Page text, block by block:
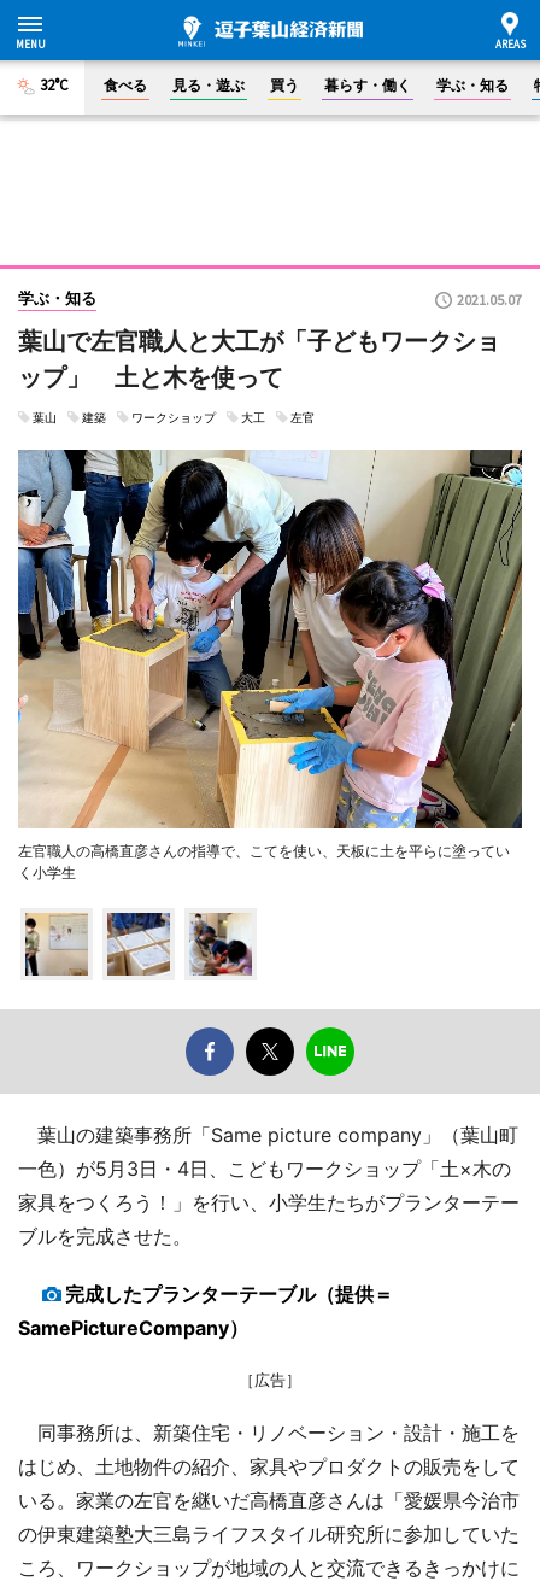
32°C 食べる 見る・遊ぶ 買う 暮らす・働く 学ぶ・知る
学ぶ・知る 2021.05.07
葉山で左官職人と大工が「子どもワークショ
ップ」 土と木を使って
葉山 建築 ワークショップ 大工 左官
左官職人の高橋直彦さんの指導で、こてを使い、天板に土を平らに塗ってい
く小学生
葉山の建築事務所「Same picture company」（葉山町
一色）が5月3日・4日、こどもワークショップ「土×木の
家具をつくろう！」を行い、小学生たちがプランターテー
ブルを完成させた。
完成したプランターテーブル（提供＝
SamePictureCompany）
［広告］
同事務所は、新築住宅・リノベーション・設計・施工を
はじめ、土地物件の紹介、家具やプロダクトの販売をして
いる。家業の左官を継いだ高橋直彦さんは「愛媛県今治市
の伊東建築塾大三島ライフスタイル研究所に参加していた
ころ、ワークショップが地域の人と交流できるきっかけに